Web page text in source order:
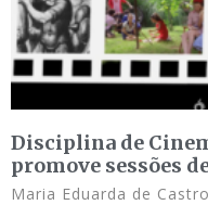
Disciplina de
promove sessões
Maria Eduarda de Castro